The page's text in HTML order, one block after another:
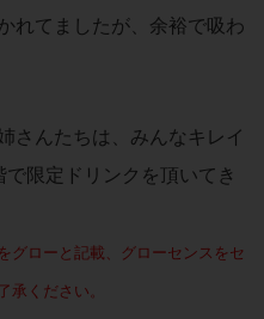
れてましたが、余裕で吸わ
さんたちは、みんなキレイ
限定ドリンクを頂いてき
グローと記載、グローセンスをセ
承ください。